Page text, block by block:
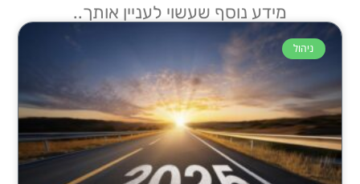
מידע נוסף שעשוי לעניין אותך..
ניהול